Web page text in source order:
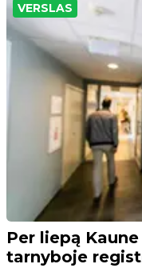
VERSLAS
Per liepą
tarnyboje